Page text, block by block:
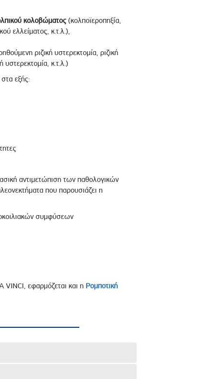
κολοβώματος(κολποϊεροπηξία,
ελλείματος, κ.τ.λ.),
ριζική υστερεκτομία, ριζική
υστερεκτομία, κ.τ.λ.)
εξής:
αντιμετώπιση των παθολογικών
που παρουσιάζει η
συμφύσεων
VINCI, εφαρμόζεται και η Ρομποτική